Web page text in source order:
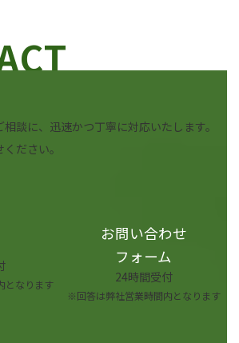
談に、迅速かつ丁寧に対応いたします。
ださい。
となります
お問い合わせ
フォーム
24時間受付
※回答は弊社営業時間内となります